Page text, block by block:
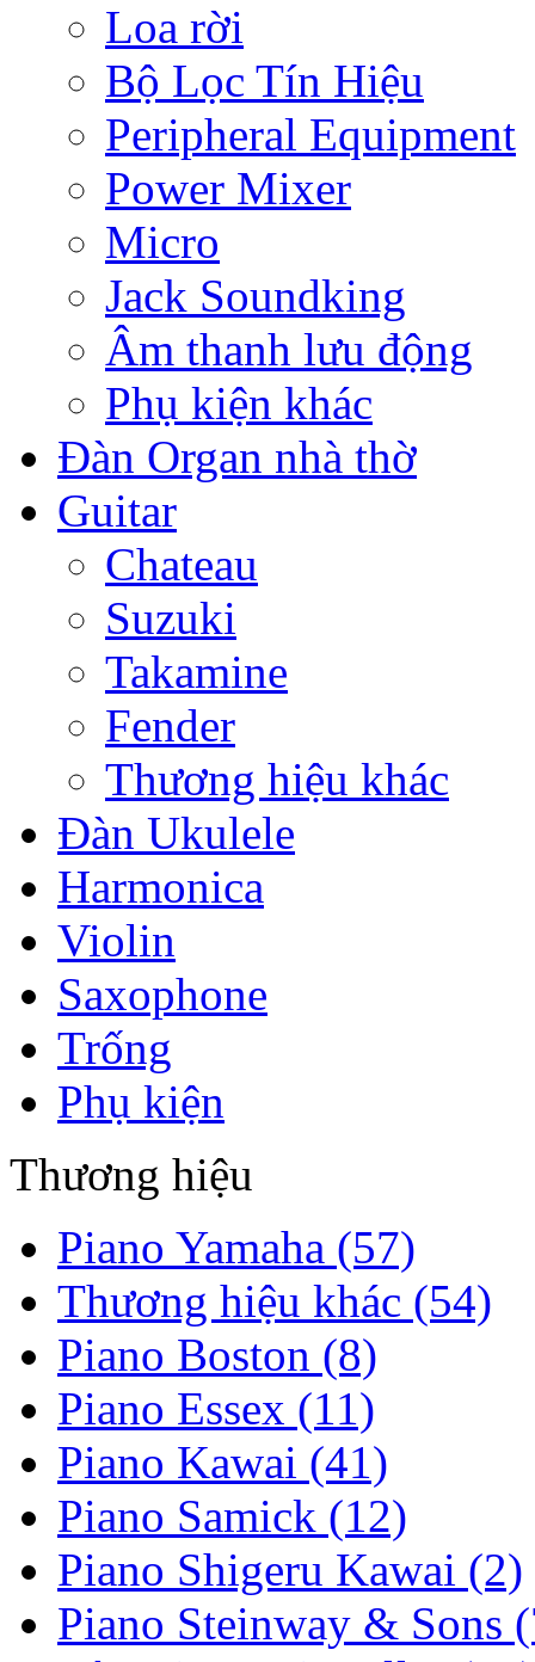
Loa rời
Bộ Lọc Tín Hiệu
Peripheral Equipment
Power Mixer
Micro
Jack Soundking
Âm thanh lưu động
Phụ kiện khác
Đàn Organ nhà thờ
Guitar
Chateau
Suzuki
Takamine
Fender
Thương hiệu khác
Đàn Ukulele
Harmonica
Violin
Saxophone
Trống
Phụ kiện
Thương hiệu
Piano Yamaha (57)
Thương hiệu khác (54)
Piano Boston (8)
Piano Essex (11)
Piano Kawai (41)
Piano Samick (12)
Piano Shigeru Kawai (2)
Piano Steinway & Sons